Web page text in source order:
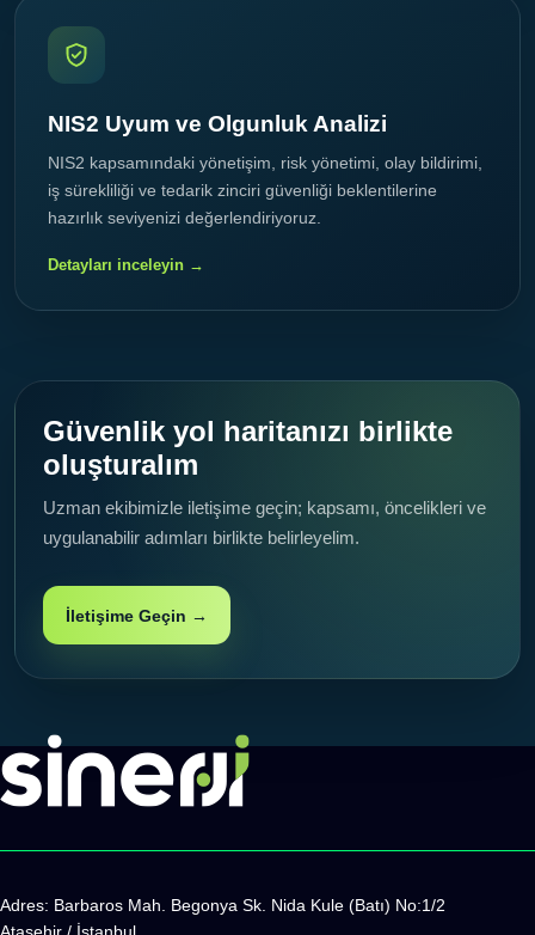
NIS2 Uyum ve Olgunluk Analizi
NIS2 kapsamındaki yönetişim, risk yönetimi, olay bildirimi,
iş sürekliliği ve tedarik zinciri güvenliği beklentilerine
hazırlık seviyenizi değerlendiriyoruz.
Detayları inceleyin →
Güvenlik yol haritanızı birlikte
oluşturalım
Uzman ekibimizle iletişime geçin; kapsamı, öncelikleri ve
uygulanabilir adımları birlikte belirleyelim.
İletişime Geçin →
Adres: Barbaros Mah. Begonya Sk. Nida Kule (Batı) No:1/2